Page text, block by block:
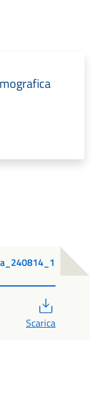
Scarica